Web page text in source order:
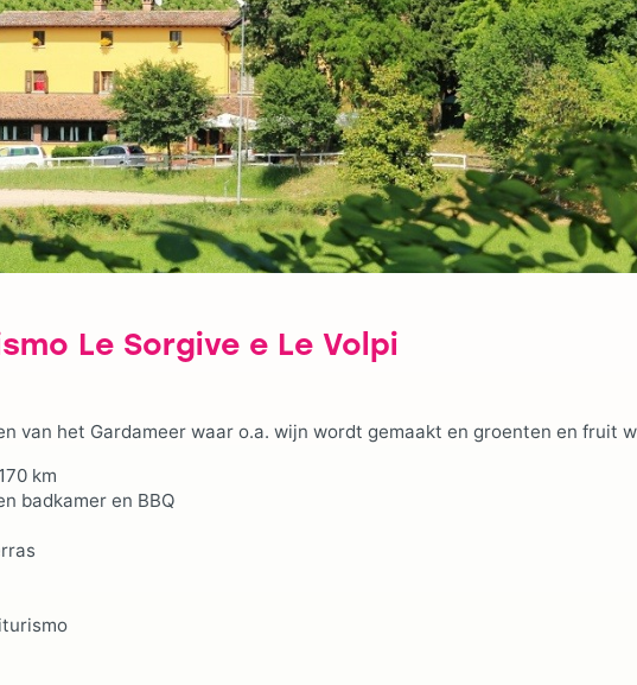
Le Sorgive e Le Volpi
van het Gardameer waar o.a. wijn wordt gemaakt en groenten en fruit
km
badkamer en BBQ